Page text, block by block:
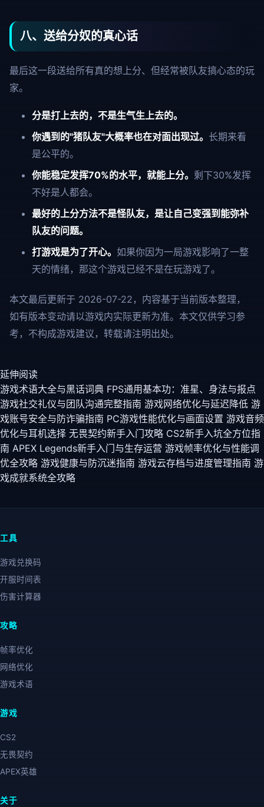
八、送给分奴的真心话
最后这一段送给所有真的想上分、但经常被队友搞心态的玩
家。
分是打上去的，不是生气生上去的。
你遇到的"猪队友"大概率也在对面出现过。 长期来看
是公平的。
你能稳定发挥70%的水平，就能上分。 剩下30%发挥
不好是人都会。
最好的上分方法不是怪队友，是让自己变强到能弥补
队友的问题。
打游戏是为了开心。 如果你因为一局游戏影响了一整
天的情绪，那这个游戏已经不是在玩游戏了。
本文最后更新于 2026-07-22，内容基于当前版本整理，
如有版本变动请以游戏内实际更新为准。本文仅供学习参
考，不构成游戏建议，转载请注明出处。
延伸阅读
游戏术语大全与黑话词典 FPS通用基本功：准星、身法与报点
游戏社交礼仪与团队沟通完整指南 游戏网络优化与延迟降低 游
戏账号安全与防诈骗指南 PC游戏性能优化与画面设置 游戏音频
优化与耳机选择 无畏契约新手入门攻略 CS2新手入坑全方位指
南 APEX Legends新手入门与生存运营 游戏帧率优化与性能调
优全攻略 游戏健康与防沉迷指南 游戏云存档与进度管理指南 游
戏成就系统全攻略
工具
游戏兑换码
开服时间表
伤害计算器
攻略
帧率优化
网络优化
游戏术语
游戏
CS2
无畏契约
APEX英雄
关于